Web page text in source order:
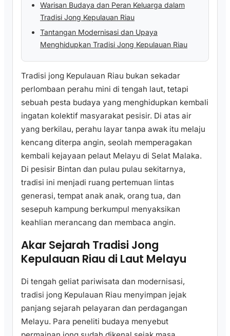
Warisan Budaya dan Peran Keluarga dalam
Tradisi Jong Kepulauan Riau
Tantangan Modernisasi dan Upaya
Menghidupkan Tradisi Jong Kepulauan Riau
Tradisi jong Kepulauan Riau bukan sekadar
perlombaan perahu mini di tengah laut, tetapi
sebuah pesta budaya yang menghidupkan kembali
ingatan kolektif masyarakat pesisir. Di atas air
yang berkilau, perahu layar tanpa awak itu melaju
kencang diterpa angin, seolah memperagakan
kembali kejayaan pelaut Melayu di Selat Malaka.
Di pesisir Bintan dan pulau pulau sekitarnya,
tradisi ini menjadi ruang pertemuan lintas
generasi, tempat anak anak, orang tua, dan
sesepuh kampung berkumpul menyaksikan
keahlian merancang dan membaca angin.
Akar Sejarah Tradisi Jong
Kepulauan Riau di Laut Melayu
Di tengah geliat pariwisata dan modernisasi,
tradisi jong Kepulauan Riau menyimpan jejak
panjang sejarah pelayaran dan perdagangan
Melayu. Para peneliti budaya menyebut